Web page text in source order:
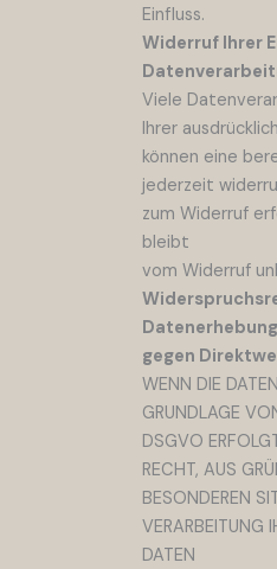
Einfluss.
Widerruf Ihrer
Viele
Ihrer
können eine
jederzeit
zum Widerruf
bleibt
vom Widerruf
gegen
WENN DIE
GRUNDLAGE
DSGVO
RECHT, AUS
BESONDEREN
VERARBEITUNG
DATEN